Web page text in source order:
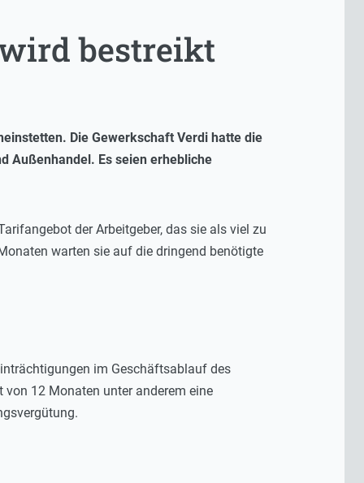
bestreikt
Die Gewerkschaft Verdi hatte die
Außenhandel. Es seien erhebliche
der Arbeitgeber, das sie als viel zu
warten sie auf die dringend benötigte
im Geschäftsablauf des
12 Monaten unter anderem eine